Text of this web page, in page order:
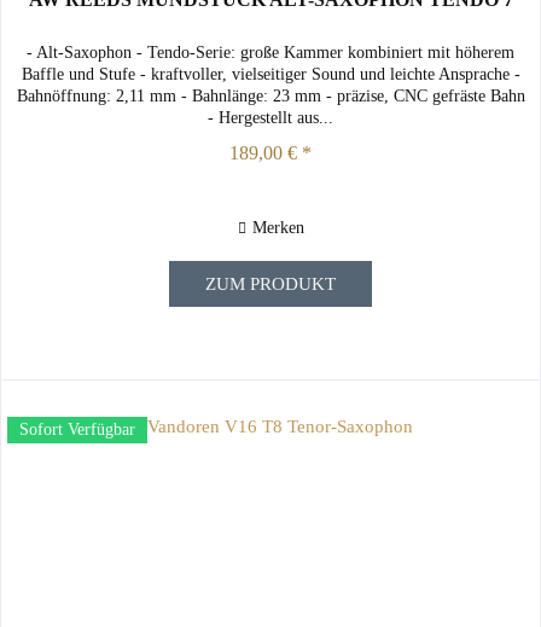
- Alt-Saxophon - Tendo-Serie: große Kammer kombiniert mit höherem
Baffle und Stufe - kraftvoller, vielseitiger Sound und leichte Ansprache -
Bahnöffnung: 2,11 mm - Bahnlänge: 23 mm - präzise, CNC gefräste Bahn
- Hergestellt aus...
189,00 € *
Merken
ZUM PRODUKT
Sofort Verfügbar